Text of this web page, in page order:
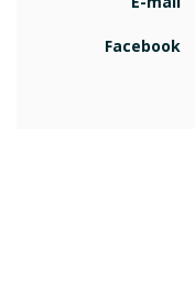
Facebook